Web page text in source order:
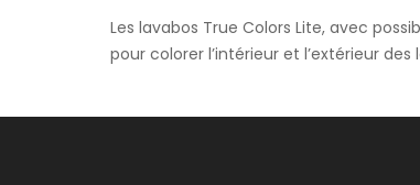
Les lavabos True Colors Lite, avec
pour colorer l’intérieur et l’extérieur